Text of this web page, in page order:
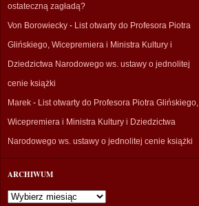
ostateczną zagładą?
Von Borowiecky - List otwarty do Profesora Piotra
Glińskiego, Wicepremiera i Ministra Kultury i
Dziedzictwa Narodowego ws. ustawy o jednolitej
cenie książki
Marek - List otwarty do Profesora Piotra Glińskiego,
Wicepremiera i Ministra Kultury i Dziedzictwa
Narodowego ws. ustawy o jednolitej cenie książki
ARCHIWUM
Archiwum